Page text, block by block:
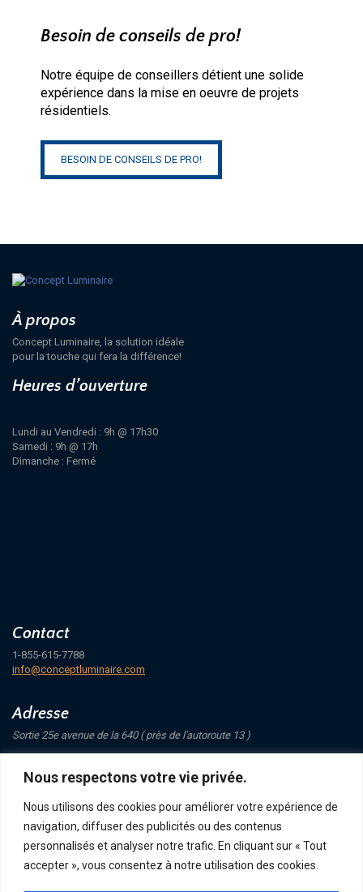
Nous respectons votre vie privée.
Nous utilisons des cookies pour améliorer votre expérience de
navigation, diffuser des publicités ou des contenus
personnalisés et analyser notre trafic. En cliquant sur « Tout
accepter », vous consentez à notre utilisation des cookies.
Besoin de conseils de pro!
Notre équipe de conseillers détient une solide
expérience dans la mise en oeuvre de projets
résidentiels.
BESOIN DE CONSEILS DE PRO!
À propos
Concept Luminaire, la solution idéale
pour la touche qui fera la différence!
Heures d’ouverture
Lundi au Vendredi : 9h @ 17h30
Samedi : 9h @ 17h
Dimanche : Fermé
Contact
1-855-615-7788
info@conceptluminaire.com
Adresse
Sortie 25e avenue de la 640 ( près de l'autoroute 13 )
Saint-Eustache
Suivez-nous